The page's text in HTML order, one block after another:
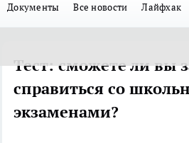
Документы Все новости Лайфхак
Тест: сможете ли вы
справиться со
экзаменами?